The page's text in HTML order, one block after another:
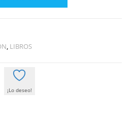
, LIBROS
¡Lo deseo!